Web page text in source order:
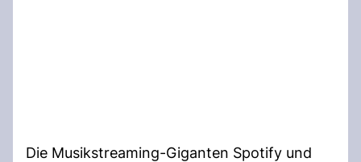
Die Musikstreaming-Giganten Spotify und